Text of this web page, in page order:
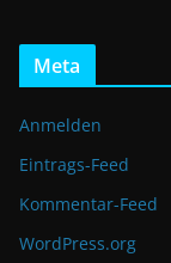
Meta
Anmelden
Eintrags-Feed
Kommentar-Feed
WordPress.org